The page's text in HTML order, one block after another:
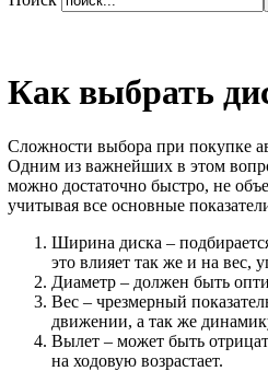
Как выбрать
Сложности выбора при покупке
Одним из важнейших в этом
можно достаточно быстро, не
учитывая все основные
Ширина диска –
это влияет так же и на вес,
Диаметр – должен быть
Вес – чрезмерный
движении, а так же
Вылет – может быть
на ходовую возрастает.